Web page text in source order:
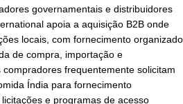
governamentais e distribuidores
apoia a aquisição B2B onde
locais, com fornecimento organizado
de compra, importação e
frequentemente solicitam
Índia para fornecimento
e programas de acesso